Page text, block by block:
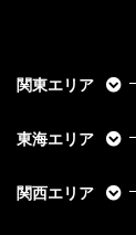
「外構とお庭の
「外構とお庭の
「外構とお庭の
関東エリア
東海エリア
関西エリア